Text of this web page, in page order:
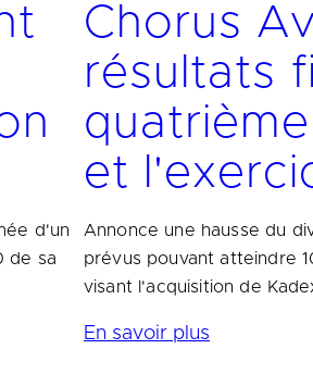
d'un
de sa
Chorus
résultats
et
Annonce une hausse du
prévus pouvant atteindre
visant l'acquisition de
En savoir plus